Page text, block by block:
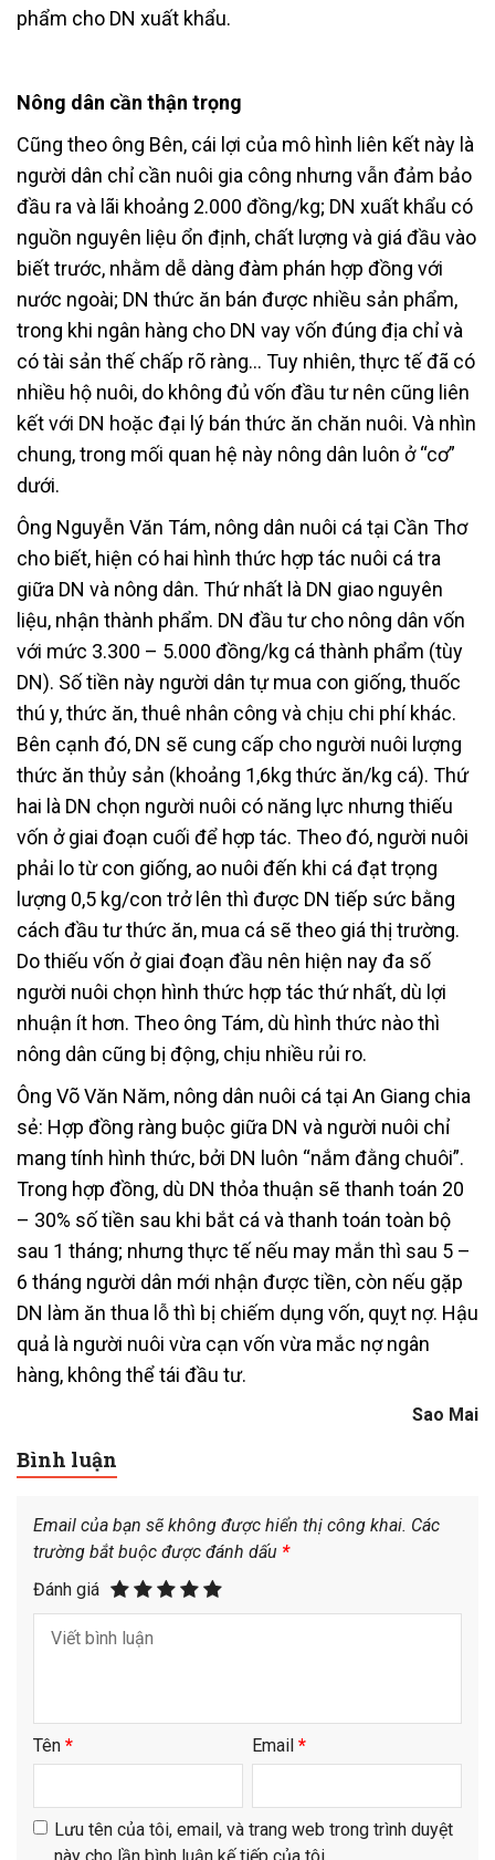
phẩm cho DN xuất khẩu.
Nông dân cần thận trọng
Cũng theo ông Bên, cái lợi của mô hình liên kết này là
người dân chỉ cần nuôi gia công nhưng vẫn đảm bảo
đầu ra và lãi khoảng 2.000 đồng/kg; DN xuất khẩu có
nguồn nguyên liệu ổn định, chất lượng và giá đầu vào
biết trước, nhằm dễ dàng đàm phán hợp đồng với
nước ngoài; DN thức ăn bán được nhiều sản phẩm,
trong khi ngân hàng cho DN vay vốn đúng địa chỉ và
có tài sản thế chấp rõ ràng… Tuy nhiên, thực tế đã có
nhiều hộ nuôi, do không đủ vốn đầu tư nên cũng liên
kết với DN hoặc đại lý bán thức ăn chăn nuôi. Và nhìn
chung, trong mối quan hệ này nông dân luôn ở “cơ”
dưới.
Ông Nguyễn Văn Tám, nông dân nuôi cá tại Cần Thơ
cho biết, hiện có hai hình thức hợp tác nuôi cá tra
giữa DN và nông dân. Thứ nhất là DN giao nguyên
liệu, nhận thành phẩm. DN đầu tư cho nông dân vốn
với mức 3.300 – 5.000 đồng/kg cá thành phẩm (tùy
DN). Số tiền này người dân tự mua con giống, thuốc
thú y, thức ăn, thuê nhân công và chịu chi phí khác.
Bên cạnh đó, DN sẽ cung cấp cho người nuôi lượng
thức ăn thủy sản (khoảng 1,6kg thức ăn/kg cá). Thứ
hai là DN chọn người nuôi có năng lực nhưng thiếu
vốn ở giai đoạn cuối để hợp tác. Theo đó, người nuôi
phải lo từ con giống, ao nuôi đến khi cá đạt trọng
lượng 0,5 kg/con trở lên thì được DN tiếp sức bằng
cách đầu tư thức ăn, mua cá sẽ theo giá thị trường.
Do thiếu vốn ở giai đoạn đầu nên hiện nay đa số
người nuôi chọn hình thức hợp tác thứ nhất, dù lợi
nhuận ít hơn. Theo ông Tám, dù hình thức nào thì
nông dân cũng bị động, chịu nhiều rủi ro.
Ông Võ Văn Năm, nông dân nuôi cá tại An Giang chia
sẻ: Hợp đồng ràng buộc giữa DN và người nuôi chỉ
mang tính hình thức, bởi DN luôn “nắm đằng chuôi”.
Trong hợp đồng, dù DN thỏa thuận sẽ thanh toán 20
– 30% số tiền sau khi bắt cá và thanh toán toàn bộ
sau 1 tháng; nhưng thực tế nếu may mắn thì sau 5 –
6 tháng người dân mới nhận được tiền, còn nếu gặp
DN làm ăn thua lỗ thì bị chiếm dụng vốn, quỵt nợ. Hậu
quả là người nuôi vừa cạn vốn vừa mắc nợ ngân
hàng, không thể tái đầu tư.
Sao Mai
Bình luận
Email của bạn sẽ không được hiển thị công khai. Các
trường bắt buộc được đánh dấu *
Đánh giá
Tên * Email *
Lưu tên của tôi, email, và trang web trong trình duyệt